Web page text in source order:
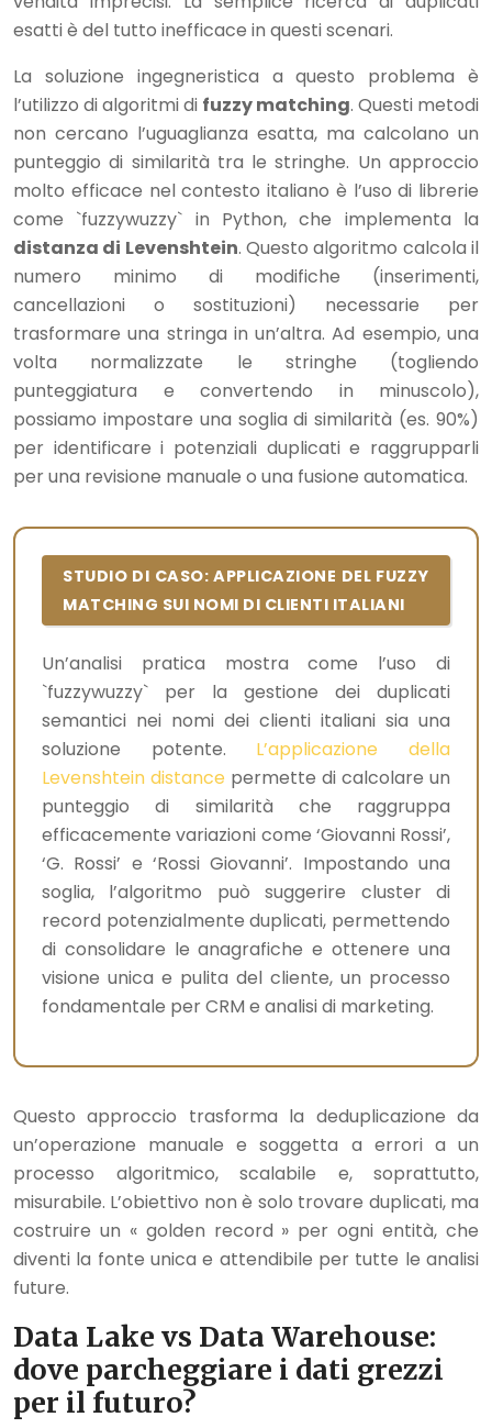
esatti è del tutto inefficace in questi scenari.
La soluzione ingegneristica a questo problema è
l’utilizzo di algoritmi di fuzzy matching. Questi metodi
non cercano l’uguaglianza esatta, ma calcolano un
punteggio di similarità tra le stringhe. Un approccio
molto efficace nel contesto italiano è l’uso di librerie
come `fuzzywuzzy` in Python, che implementa la
distanza di Levenshtein. Questo algoritmo calcola il
numero minimo di modifiche (inserimenti,
cancellazioni o sostituzioni) necessarie per
trasformare una stringa in un’altra. Ad esempio, una
volta normalizzate le stringhe (togliendo
punteggiatura e convertendo in minuscolo),
possiamo impostare una soglia di similarità (es. 90%)
per identificare i potenziali duplicati e raggrupparli
per una revisione manuale o una fusione automatica.
STUDIO DI CASO: APPLICAZIONE DEL FUZZY
MATCHING SUI NOMI DI CLIENTI ITALIANI
Un’analisi pratica mostra come l’uso di
`fuzzywuzzy` per la gestione dei duplicati
semantici nei nomi dei clienti italiani sia una
soluzione potente. L’applicazione della
Levenshtein distance permette di calcolare un
punteggio di similarità che raggruppa
efficacemente variazioni come ‘Giovanni Rossi’,
‘G. Rossi’ e ‘Rossi Giovanni’. Impostando una
soglia, l’algoritmo può suggerire cluster di
record potenzialmente duplicati, permettendo
di consolidare le anagrafiche e ottenere una
visione unica e pulita del cliente, un processo
fondamentale per CRM e analisi di marketing.
Questo approccio trasforma la deduplicazione da
un’operazione manuale e soggetta a errori a un
processo algoritmico, scalabile e, soprattutto,
misurabile. L’obiettivo non è solo trovare duplicati, ma
costruire un « golden record » per ogni entità, che
diventi la fonte unica e attendibile per tutte le analisi
future.
Data Lake vs Data Warehouse:
dove parcheggiare i dati grezzi
per il futuro?